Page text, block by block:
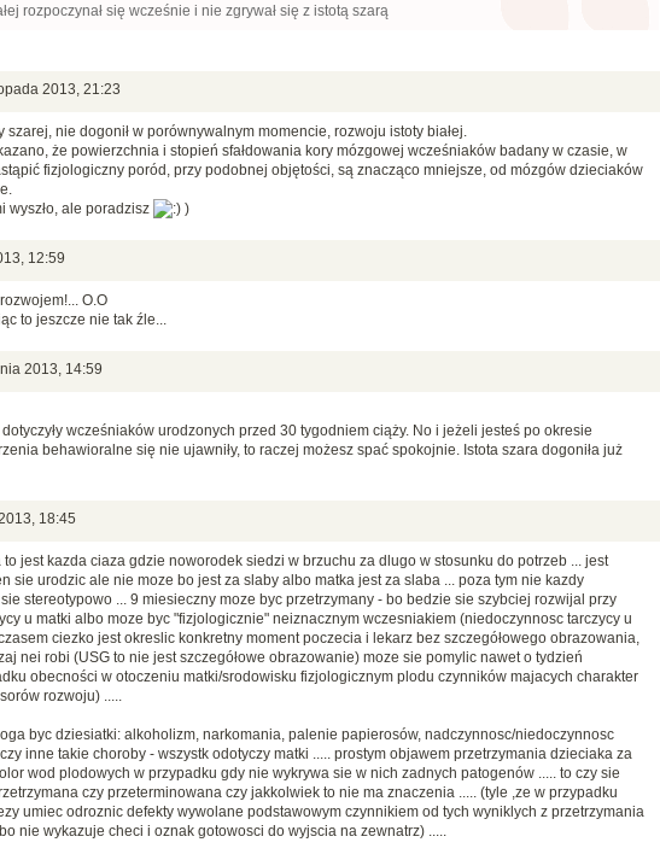
rozpoczynał się wcześnie i nie zgrywał się z istotą szarą
2013, 21:23
szarej, nie dogonił w porównywalnym momencie, rozwoju istoty białej.
że powierzchnia i stopień sfałdowania kory mózgowej wcześniaków badany w czasie, w
fizjologiczny poród, przy podobnej objętości, są znacząco mniejsze, od mózgów dzieciaków
wyszło, ale poradzisz
)
12:59
O.O
to jeszcze nie tak źle...
2013, 14:59
wcześniaków urodzonych przed 30 tygodniem ciąży. No i jeżeli jesteś po okresie
behawioralne się nie ujawniły, to raczej możesz spać spokojnie. Istota szara dogoniła już
18:45
jest kazda ciaza gdzie noworodek siedzi w brzuchu za dlugo w stosunku do potrzeb ... jest
sie urodzic ale nie moze bo jest za slaby albo matka jest za slaba ... poza tym nie kazdy
stereotypowo ... 9 miesieczny moze byc przetrzymany - bo bedzie sie szybciej rozwijal przy
u matki albo moze byc "fizjologicznie" neiznacznym wczesniakiem (niedoczynnosc tarczycy u
ciezko jest okreslic konkretny moment poczecia i lekarz bez szczegółowego obrazowania,
nei robi (USG to nie jest szczegółowe obrazowanie) moze sie pomylic nawet o tydzień
obecności w otoczeniu matki/srodowisku fizjologicznym plodu czynników majacych charakter
rozwoju) .....
byc dziesiatki: alkoholizm, narkomania, palenie papierosów, nadczynnosc/niedoczynnosc
inne takie choroby - wszystk odotyczy matki ..... prostym objawem przetrzymania dzieciaka za
wod plodowych w przypadku gdy nie wykrywa sie w nich zadnych patogenów ..... to czy sie
czy przeterminowana czy jakkolwiek to nie ma znaczenia ..... (tyle ,ze w przypadku
umiec odroznic defekty wywolane podstawowym czynnikiem od tych wyniklych z przetrzymania
nie wykazuje checi i oznak gotowosci do wyjscia na zewnatrz) .....